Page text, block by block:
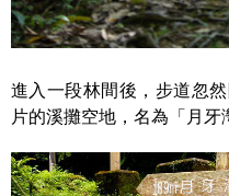
進入一段林間後，步道忽
片的溪攤空地，名為「月牙